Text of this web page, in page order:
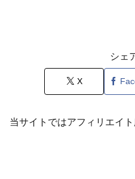
シェ
X
当サイトではアフィリエイ